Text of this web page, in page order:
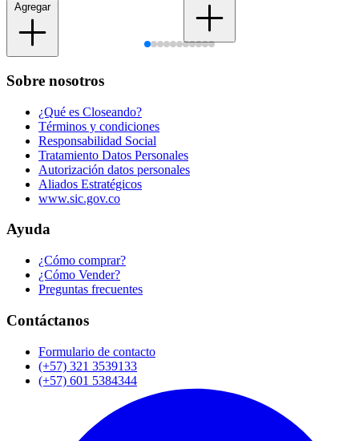
Agregar
Sobre nosotros
¿Qué es Closeando?
Términos y condiciones
Responsabilidad Social
Tratamiento Datos Personales
Autorización datos personales
Aliados Estratégicos
www.sic.gov.co
Ayuda
¿Cómo comprar?
¿Cómo Vender?
Preguntas frecuentes
Contáctanos
Formulario de contacto
(+57) 321 3539133
(+57) 601 5384344